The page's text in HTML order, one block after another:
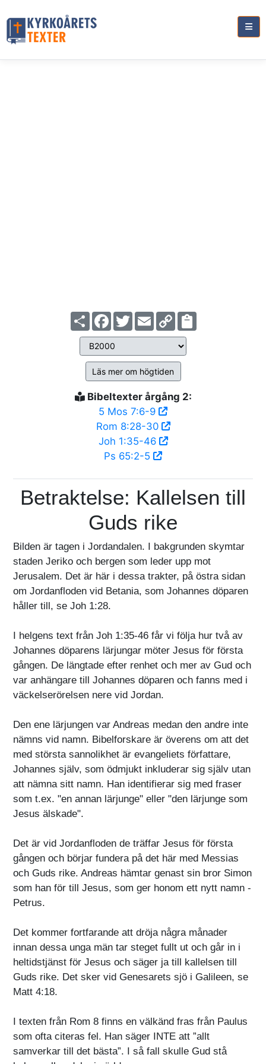
ShareFacebook
TwitterEmailCopy
Link
Läs mer om högtiden
Bibeltexter årgång 2:
5 Mos 7:6-9
Rom 8:28-30
Joh 1:35-46
Ps 65:2-5
Betraktelse: Kallelsen till
Guds rike
Bilden är tagen i Jordandalen. I bakgrunden skymtar
staden Jeriko och bergen som leder upp mot
Jerusalem. Det är här i dessa trakter, på östra sidan
om Jordanfloden vid Betania, som Johannes döparen
håller till, se Joh 1:28.
I helgens text från Joh 1:35-46 får vi följa hur två av
Johannes döparens lärjungar möter Jesus för första
gången. De längtade efter renhet och mer av Gud och
var anhängare till Johannes döparen och fanns med i
väckelserörelsen nere vid Jordan.
Den ene lärjungen var Andreas medan den andre inte
nämns vid namn. Bibelforskare är överens om att det
med största sannolikhet är evangeliets författare,
Johannes själv, som ödmjukt inkluderar sig själv utan
att nämna sitt namn. Han identifierar sig med fraser
som t.ex. "en annan lärjunge" eller "den lärjunge som
Jesus älskade".
Det är vid Jordanfloden de träffar Jesus för första
gången och börjar fundera på det här med Messias
och Guds rike. Andreas hämtar genast sin bror Simon
som han för till Jesus, som ger honom ett nytt namn -
Petrus.
Det kommer fortfarande att dröja några månader
innan dessa unga män tar steget fullt ut och går in i
heltidstjänst för Jesus och säger ja till kallelsen till
Guds rike. Det sker vid Genesarets sjö i Galileen, se
Matt 4:18.
I texten från Rom 8 finns en välkänd fras från Paulus
som ofta citeras fel. Han säger INTE att ”allt
samverkar till det bästa”. I så fall skulle Gud stå